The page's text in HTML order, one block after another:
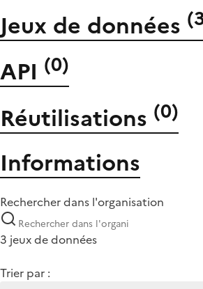
Jeux de données (
API (0)
Réutilisations (0)
Informations
Rechercher dans l'organisation
3 jeux de données
Trier par :